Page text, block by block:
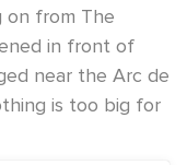
on from The
in front of
near the Arc de
is too big for